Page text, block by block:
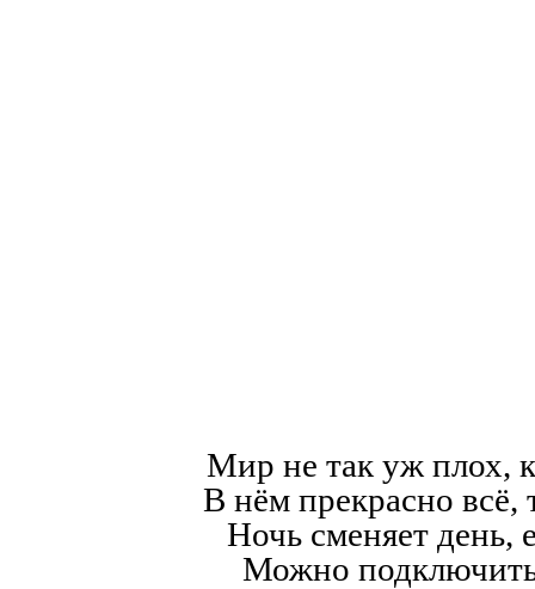
Мир не так уж плох,
В нём прекрасно всё,
Ночь сменяет день,
Можно